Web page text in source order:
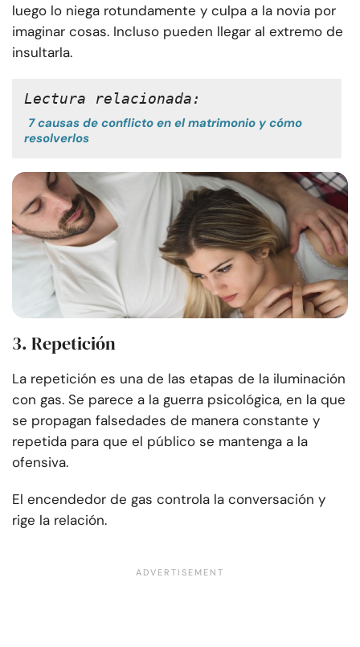
luego lo niega rotundamente y culpa a la novia por
imaginar cosas. Incluso pueden llegar al extremo de
insultarla.
Lectura relacionada:
7 causas de conflicto en el matrimonio y cómo
resolverlos
3. Repetición
La repetición es una de las etapas de la iluminación
con gas. Se parece a la guerra psicológica, en la que
se propagan falsedades de manera constante y
repetida para que el público se mantenga a la
ofensiva.
El encendedor de gas controla la conversación y
rige la relación.